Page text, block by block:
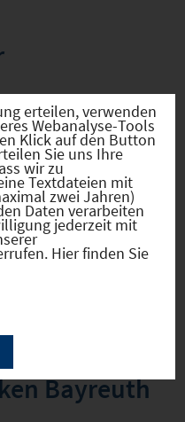
Bayreuth
erteilen, verwenden
Webanalyse-Tools
Klick auf den Button
Sie uns Ihre
wir zu
Textdateien mit
zwei Jahren)
Daten verarbeiten
jederzeit mit
Hier finden Sie